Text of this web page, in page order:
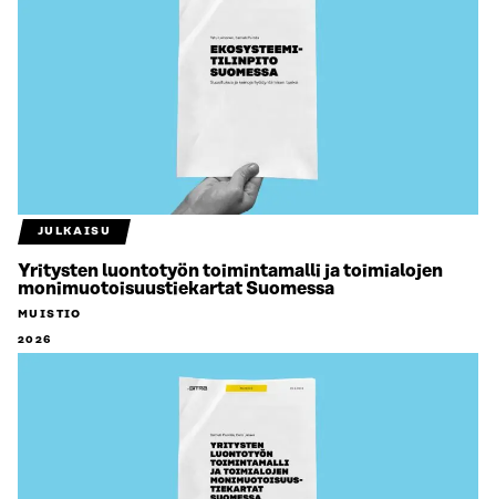
JULKAISU
Yritysten luontotyön toimintamalli ja toimialojen
monimuotoisuustiekartat Suomessa
MUISTIO
2026